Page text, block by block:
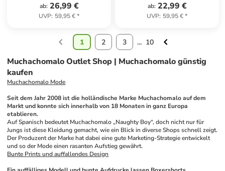
ab: 26,99 €
UVP: 59,95 €*
ab: 22,99 €
UVP: 59,95 €*
1 2 3 ... 10
Muchachomalo Outlet Shop | Muchachomalo günstig
kaufen
Muchachomalo Mode
Seit dem Jahr 2008 ist die holländische Marke Muchachomalo auf dem
Markt und konnte sich innerhalb von 18 Monaten in ganz Europa
etablieren.
Auf Spanisch bedeutet Muchachomalo „Naughty Boy“, doch nicht nur für
Jungs ist diese Kleidung gemacht, wie ein Blick in diverse Shops schnell zeigt.
Der Produzent der Marke hat dabei eine gute Marketing-Strategie entwickelt
und so der Mode einen rasanten Aufstieg gewährt.
Bunte Prints und auffallendes Design